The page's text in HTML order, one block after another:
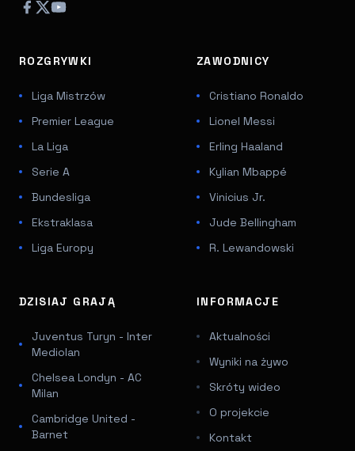
ROZGRYWKI
Liga Mistrzów
Premier League
La Liga
Serie A
Bundesliga
Ekstraklasa
Liga Europy
ZAWODNICY
Cristiano Ronaldo
Lionel Messi
Erling Haaland
Kylian Mbappé
Vinicius Jr.
Jude Bellingham
R. Lewandowski
DZISIAJ GRAJĄ
Juventus Turyn - Inter
Mediolan
Chelsea Londyn - AC
Milan
Cambridge United -
Barnet
INFORMACJE
Aktualności
Wyniki na żywo
Skróty wideo
O projekcie
Kontakt